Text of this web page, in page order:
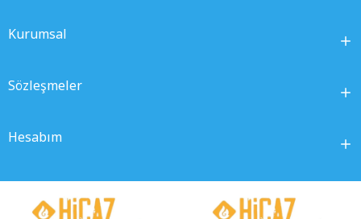
Kurumsal
Sözleşmeler
Hesabım